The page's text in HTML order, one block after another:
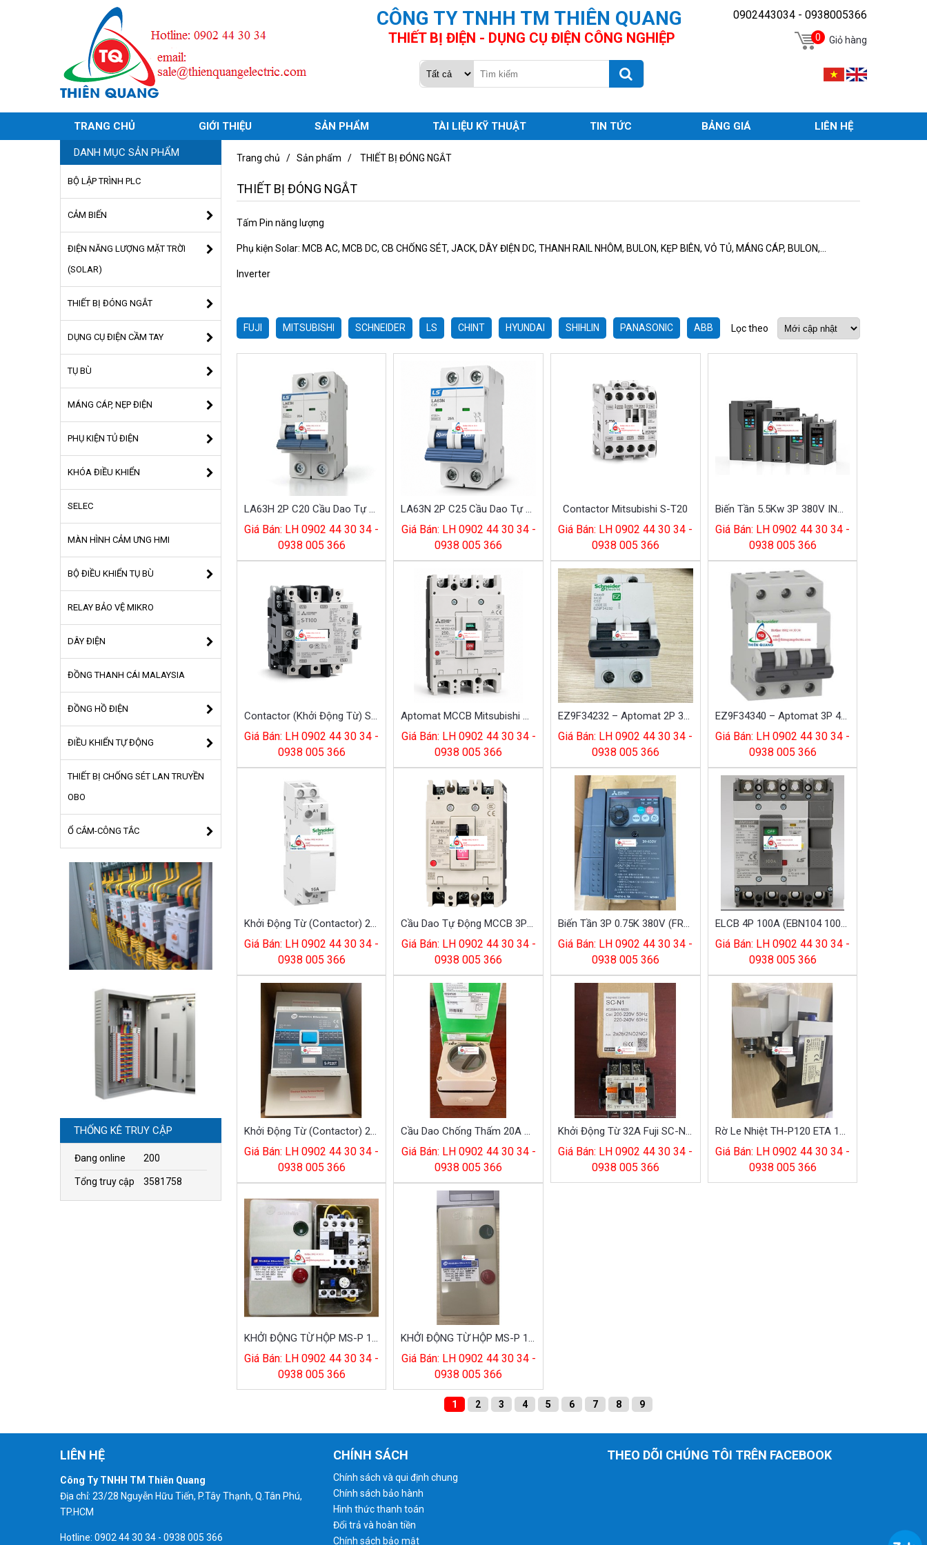
CÔNG TY TNHH TM THIÊN QUANG
THIẾT BỊ ĐIỆN - DỤNG CỤ ĐIỆN CÔNG NGHIỆP
0902443034 - 0938005366
Giỏ hàng
0
TRANG CHỦ GIỚI THIỆU SẢN PHẨM TÀI LIỆU KỸ THUẬT TIN TỨC BẢNG GIÁ LIÊN HỆ
DANH MỤC SẢN PHẨM
BỘ LẬP TRÌNH PLC
CẢM BIẾN
ĐIỆN NĂNG LƯỢNG MẶT TRỜI
(SOLAR)
THIẾT BỊ ĐÓNG NGẮT
DỤNG CỤ ĐIỆN CẦM TAY
TỤ BÙ
MÁNG CÁP, NẸP ĐIỆN
PHỤ KIỆN TỦ ĐIỆN
KHÓA ĐIỀU KHIỂN
SELEC
MÀN HÌNH CẢM ƯNG HMI
BỘ ĐIỀU KHIỂN TỤ BÙ
RELAY BẢO VỆ MIKRO
DÂY ĐIỆN
ĐỒNG THANH CÁI MALAYSIA
ĐỒNG HỒ ĐIỆN
ĐIỀU KHIỂN TỰ ĐỘNG
THIẾT BỊ CHỐNG SÉT LAN TRUYỀN
OBO
Ổ CẮM-CÔNG TẮC
THỐNG KÊ TRUY CẬP
Đang online 200
Tổng truy cập 3581758
Trang chủ / Sản phẩm / THIẾT BỊ ĐÓNG NGẮT
THIẾT BỊ ĐÓNG NGẮT
Tấm Pin năng lượng
Phụ kiện Solar: MCB AC, MCB DC, CB CHỐNG SÉT, JACK, DÂY ĐIỆN DC, THANH RAIL NHÔM, BULON, KẸP BIÊN, VỎ TỦ, MÁNG CÁP, BULON,...
Inverter
FUJI MITSUBISHI SCHNEIDER LS CHINT HYUNDAI SHIHLIN PANASONIC ABB Lọc theo
LA63H 2P C20 Cầu Dao Tự Động 2P 20A
Giá Bán: LH 0902 44 30 34 -
0938 005 366
LA63N 2P C25 Cầu Dao Tự Động 2P 25A
Giá Bán: LH 0902 44 30 34 -
0938 005 366
Contactor Mitsubishi S-T20
Giá Bán: LH 0902 44 30 34 -
0938 005 366
Biến Tần 5.5Kw 3P 380V INVT GD270-5R5-4
Giá Bán: LH 0902 44 30 34 -
0938 005 366
Contactor (Khởi Động Từ) S-T100 AC220V
Giá Bán: LH 0902 44 30 34 -
0938 005 366
Aptomat MCCB Mitsubishi NF250-CV 3P 250A
Giá Bán: LH 0902 44 30 34 -
0938 005 366
EZ9F34232 – Aptomat 2P 32A Easy9 Schneider
Giá Bán: LH 0902 44 30 34 -
0938 005 366
EZ9F34340 – Aptomat 3P 40A Easy9 Schneider
Giá Bán: LH 0902 44 30 34 -
0938 005 366
Khởi Động Từ (Contactor) 2P 16A 2NO A9C22712
Giá Bán: LH 0902 44 30 34 -
0938 005 366
Cầu Dao Tự Động MCCB 3P 32A (NF63-CV 3P 32A) Mitsubishi
Giá Bán: LH 0902 44 30 34 -
0938 005 366
Biến Tần 3P 0.75K 380V (FR-D740 0.75K)
Giá Bán: LH 0902 44 30 34 -
0938 005 366
ELCB 4P 100A (EBN104 100A) LS
Giá Bán: LH 0902 44 30 34 -
0938 005 366
Khởi Động Từ (Contactor) 220A S-P220T Shihlin
Giá Bán: LH 0902 44 30 34 -
0938 005 366
Cầu Dao Chống Thấm 20A S56SW320GY Schneider
Giá Bán: LH 0902 44 30 34 -
0938 005 366
Khởi Động Từ 32A Fuji SC-N1 AC220V
Giá Bán: LH 0902 44 30 34 -
0938 005 366
Rờ Le Nhiệt TH-P120 ETA 160A (120A -200A)
Giá Bán: LH 0902 44 30 34 -
0938 005 366
KHỞI ĐỘNG TỪ HỘP MS-P 11PB 9A 380V
Giá Bán: LH 0902 44 30 34 -
0938 005 366
KHỞI ĐỘNG TỪ HỘP MS-P 11PB 11A 380V
Giá Bán: LH 0902 44 30 34 -
0938 005 366
1 2 3 4 5 6 7 8 9
LIÊN HỆ
Công Ty TNHH TM Thiên Quang
Địa chỉ: 23/28 Nguyễn Hữu Tiến, P.Tây Thạnh, Q.Tân Phú,
TP.HCM
Hotline: 0902 44 30 34 - 0938 005 366
CHÍNH SÁCH
Chính sách và qui định chung
Chính sách bảo hành
Hình thức thanh toán
Đổi trả và hoàn tiền
Chính sách bảo mật
THEO DÕI CHÚNG TÔI TRÊN FACEBOOK